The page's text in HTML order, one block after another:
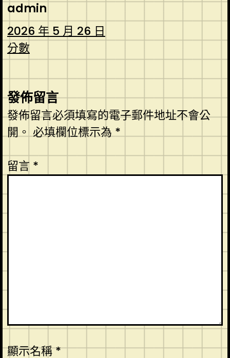
admin
2026 年 5 月 26 日
分數
發佈留言
發佈留言必須填寫的電子郵件地址不會公
開。必填欄位標示為*
留言 *
顯示名稱*